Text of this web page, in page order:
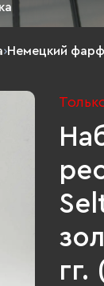
›Немецкий
гг.